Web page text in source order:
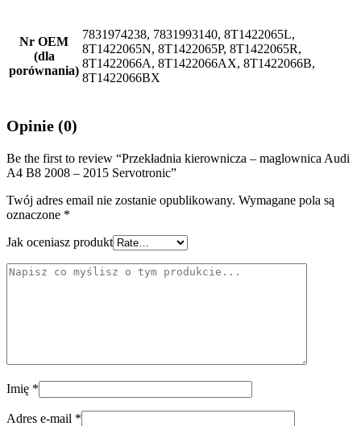
Nr OEM
(dla
porównania)
7831974238, 7831993140, 8T1422065L,
8T1422065N, 8T1422065P, 8T1422065R,
8T1422066A, 8T1422066AX, 8T1422066B,
8T1422066BX
Opinie (0)
Be the first to review “Przekładnia kierownicza – maglownica Audi
A4 B8 2008 – 2015 Servotronic”
Twój adres email nie zostanie opublikowany. Wymagane pola są
oznaczone *
Jak oceniasz produkt
Imię *
Adres e-mail *